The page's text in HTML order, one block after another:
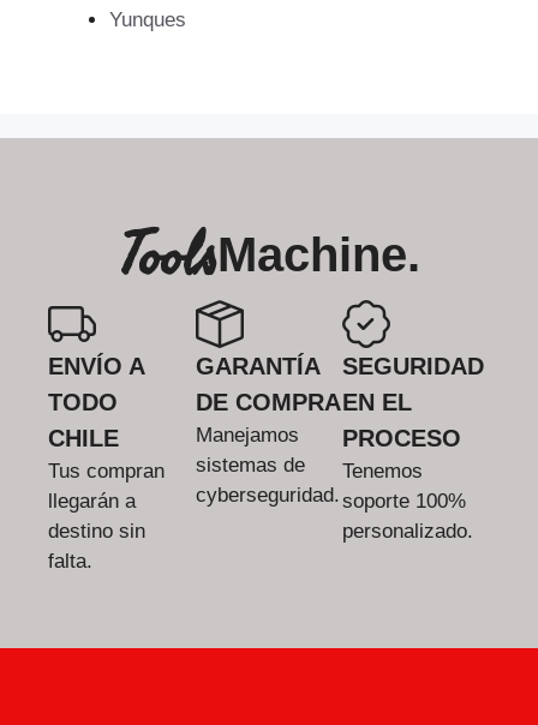
Yunques
ToolsMachine.
ENVÍO A
TODO
CHILE
Tus compran
llegarán a
destino sin
falta.
GARANTÍA
DE COMPRA
Manejamos
sistemas de
cyberseguridad.
SEGURIDAD
EN EL
PROCESO
Tenemos
soporte 100%
personalizado.